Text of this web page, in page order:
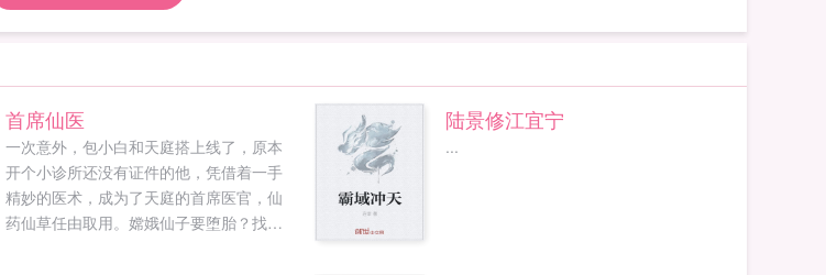
首席仙医
一次意外，包小白和天庭搭上线了，原本
开个小诊所还没有证件的他，凭借着一手
精妙的医术，成为了天庭的首席医官，仙
药仙草任由取用。嫦娥仙子要堕胎？找我
陆景修江宜宁
...